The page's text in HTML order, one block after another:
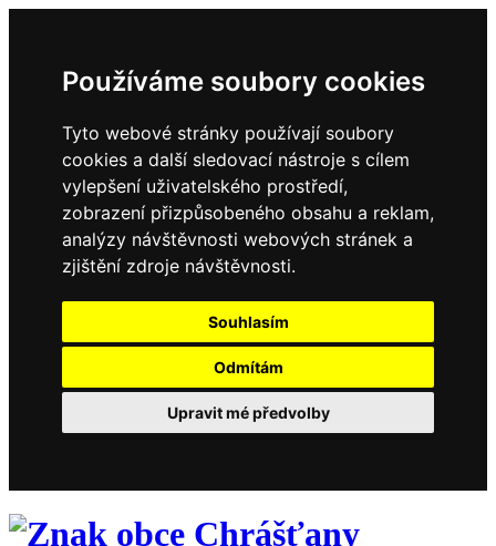
Používáme soubory cookies
Tyto webové stránky používají soubory
cookies a další sledovací nástroje s cílem
vylepšení uživatelského prostředí,
zobrazení přizpůsobeného obsahu a reklam,
analýzy návštěvnosti webových stránek a
zjištění zdroje návštěvnosti.
Souhlasím
Odmítám
Upravit mé předvolby